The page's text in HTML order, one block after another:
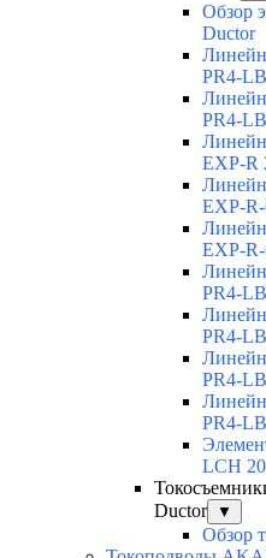
Обзор
Ductor
PR4-
PR4-
EXP-R
EXP-
EXP-
PR4-
PR4-
PR4-
PR4-
LCH
Ductor
▼
Обзор